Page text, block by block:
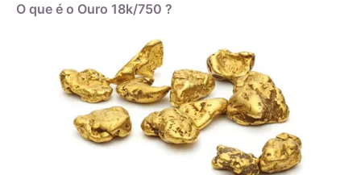
O que é o Ouro 18k/750 ?